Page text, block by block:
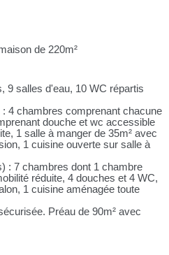
de 220m²
9 salles d'eau, 10 WC répartis
4 chambres comprenant chacune
douche et wc accessible
1 salle à manger de 35m² avec
1 cuisine ouverte sur salle à
: 7 chambres dont 1 chambre
réduite, 4 douches et 4 WC,
1 cuisine aménagée toute
Préau de 90m² avec